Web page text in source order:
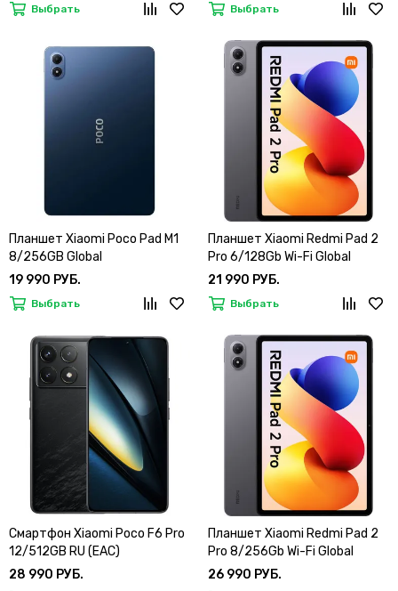
Выбрать Выбрать
Планшет Xiaomi Poco Pad M1
8/256GB Global
19 990 РУБ.
Выбрать
Планшет Xiaomi Redmi Pad 2
Pro 6/128Gb Wi-Fi Global
21 990 РУБ.
Выбрать
Смартфон Xiaomi Poco F6 Pro
12/512GB RU (EAC)
28 990 РУБ.
Планшет Xiaomi Redmi Pad 2
Pro 8/256Gb Wi-Fi Global
26 990 РУБ.